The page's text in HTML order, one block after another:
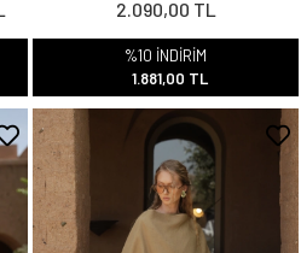
2.090,00 TL
%10 İNDİRİM
1.881,00 TL